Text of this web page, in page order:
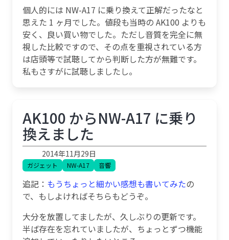
個人的には NW-A17 に乗り換えて正解だったなと
思えた 1 ヶ月でした。値段も当時の AK100 よりも
安く、良い買い物でした。ただし音質を完全に無
視した比較ですので、その点を重視されている方
は店頭等で試聴してから判断した方が無難です。
私もさすがに試聴しましたし。
AK100 からNW-A17 に乗り
換えました
2014年11月29日
ガジェット NW-A17 音響
追記： もうちょっと細かい感想も書いてみたの
で、もしよければそちらもどうぞ。
大分を放置してましたが、久しぶりの更新です。
半ば存在を忘れていましたが、ちょっとずつ機能